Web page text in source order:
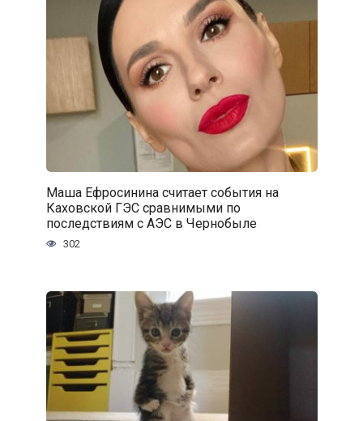
Маша Ефросинина считает события на
Каховской ГЭС сравнимыми по
последствиям с АЭС в Чернобыле
302